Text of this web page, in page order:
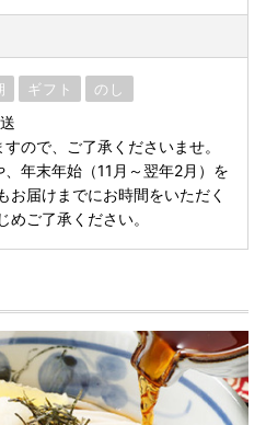
ギフト のし
ので、ご了承くださいませ。
年末年始（11月～翌年2月）を
お届けまでにお時間をいただく
ご了承ください。